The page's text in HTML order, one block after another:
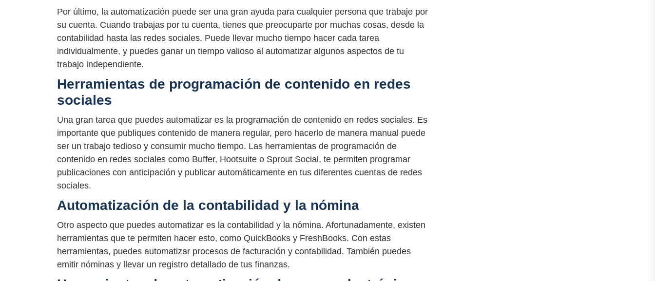
Por último, la automatización puede ser una gran ayuda para cualquier persona que trabaje por
su cuenta. Cuando trabajas por tu cuenta, tienes que preocuparte por muchas cosas, desde la
contabilidad hasta las redes sociales. Puede llevar mucho tiempo hacer cada tarea
individualmente, y puedes ganar un tiempo valioso al automatizar algunos aspectos de tu
trabajo independiente.
Herramientas de programación de contenido en redes
sociales
Una gran tarea que puedes automatizar es la programación de contenido en redes sociales. Es
importante que publiques contenido de manera regular, pero hacerlo de manera manual puede
ser un trabajo tedioso y consumir mucho tiempo. Las herramientas de programación de
contenido en redes sociales como Buffer, Hootsuite o Sprout Social, te permiten programar
publicaciones con anticipación y publicar automáticamente en tus diferentes cuentas de redes
sociales.
Automatización de la contabilidad y la nómina
Otro aspecto que puedes automatizar es la contabilidad y la nómina. Afortunadamente, existen
herramientas que te permiten hacer esto, como QuickBooks y FreshBooks. Con estas
herramientas, puedes automatizar procesos de facturación y contabilidad. También puedes
emitir nóminas y llevar un registro detallado de tus finanzas.